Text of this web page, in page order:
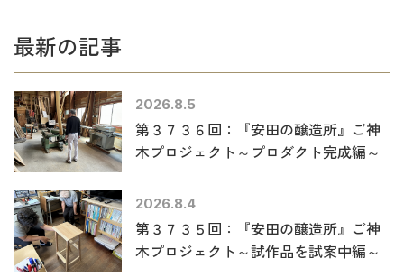
最新の記事
2026.8.5
第３７３６回：『安田の醸造所』ご神
木プロジェクト～プロダクト完成編～
2026.8.4
第３７３５回：『安田の醸造所』ご神
木プロジェクト～試作品を試案中編～